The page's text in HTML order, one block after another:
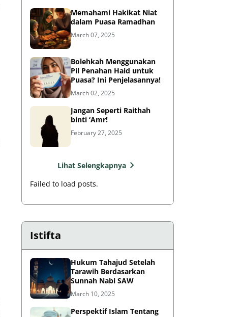
Memahami Hakikat Niat
dalam Puasa Ramadhan
March 07, 2025
Bolehkah Menggunakan
Pil Penahan Haid untuk
Puasa? Ini Penjelasannya!
March 02, 2025
Jangan Seperti Raithah
binti ‘Amr!
February 27, 2025
Lihat Selengkapnya
Failed to load posts.
Istifta
Hukum Tahajud Setelah
Tarawih Berdasarkan
Sunnah Nabi SAW
March 10, 2025
Perspektif Islam Tentang